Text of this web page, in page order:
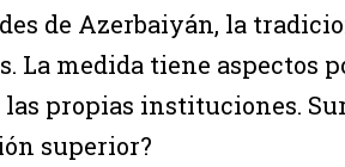
de Azerbaiyán, la
La medida tiene aspectos
propias instituciones.
superior?